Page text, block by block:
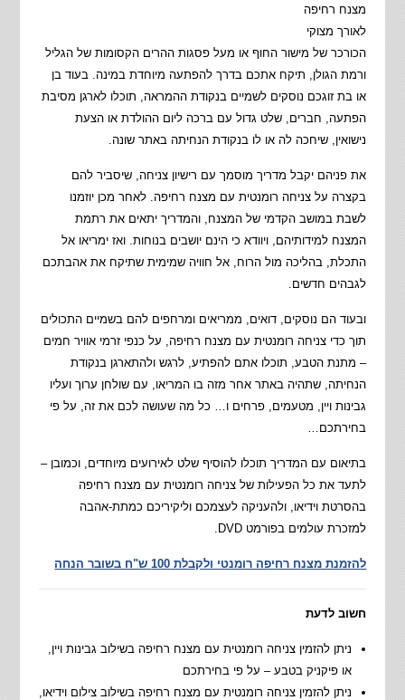
מצנח רחיפה
לאורך מצוקי
הכורכר של מישור החוף או מעל פסגות ההרים הקסומות של הגליל
ורמת הגולן, תיקח אתכם בדרך להפתעה מיוחדת במינה. בעוד בן
או בת זוגכם נוסקים לשמיים בנקודת ההמראה, תוכלו לארגן מסיבת
הפתעה, חברים, שלט גדול עם ברכה ליום ההולדת או הצעת
נישואין, שיחכה לה או לו בנקודת הנחיתה באתר שונה.
את פניהם יקבל מדריך מוסמך עם רישיון צניחה, שיסביר להם
בקצרה על צניחה רומנטית עם מצנח רחיפה. לאחר מכן יוזמנו
לשבת במושב הקדמי של המצנח, והמדריך יתאים את רתמת
המצנח למידותיהם, ויוודא כי הינם יושבים בנוחות. ואז ימריאו אל
התכלת, בהליכה מול הרוח, אל חוויה שמימית שתיקח את אהבתכם
לגבהים חדשים.
ובעוד הם נוסקים, דואים, ממריאים ומרחפים להם בשמיים התכולים
תוך כדי צניחה רומנטית עם מצנח רחיפה, על כנפי זרמי אוויר חמים
– מתנת הטבע, תוכלו אתם להפתיע, לרגש ולהתארגן בנקודת
הנחיתה, שתהיה באתר אחר מזה בו המריאו, עם שולחן ערוך ועליו
גבינות ויין, מטעמים, פרחים ו… כל מה שעושה לכם את זה, על פי
בחירתכם…
בתיאום עם המדריך תוכלו להוסיף שלט לאירועים מיוחדים, וכמובן –
לתעד את כל הפעילות של צניחה רומנטית עם מצנח רחיפה
בהסרטת וידיאו, ולהעניקה לעצמכם וליקיריכם כמתת-אהבה
למזכרת עולמים בפורמט DVD.
להזמנת מצנח רחיפה רומנטי ולקבלת 100 ש"ח בשובר הנחה
חשוב לדעת
ניתן להזמין צניחה רומנטית עם מצנח רחיפה בשילוב גבינות ויין,
או פיקניק בטבע – על פי בחירתכם
ניתן להזמין צניחה רומנטית עם מצנח רחיפה בשילוב צילום וידיאו,